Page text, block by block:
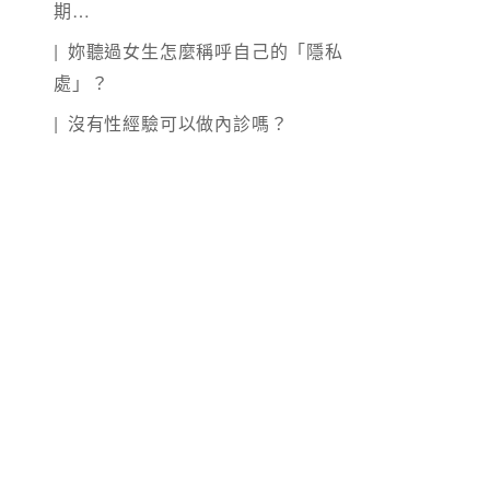
期…
妳聽過女生怎麼稱呼自己的「隱私
處」？
沒有性經驗可以做內診嗎？